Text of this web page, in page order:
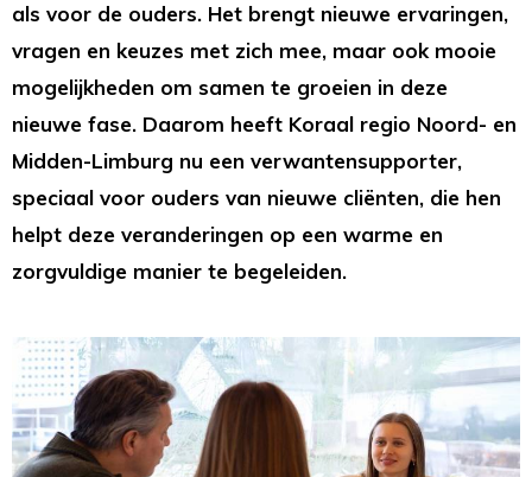
als voor de ouders. Het brengt nieuwe ervaringen,
vragen en keuzes met zich mee, maar ook mooie
mogelijkheden om samen te groeien in deze
nieuwe fase. Daarom heeft Koraal regio Noord- en
Midden-Limburg nu een verwantensupporter,
speciaal voor ouders van nieuwe cliënten, die hen
helpt deze veranderingen op een warme en
zorgvuldige manier te begeleiden.